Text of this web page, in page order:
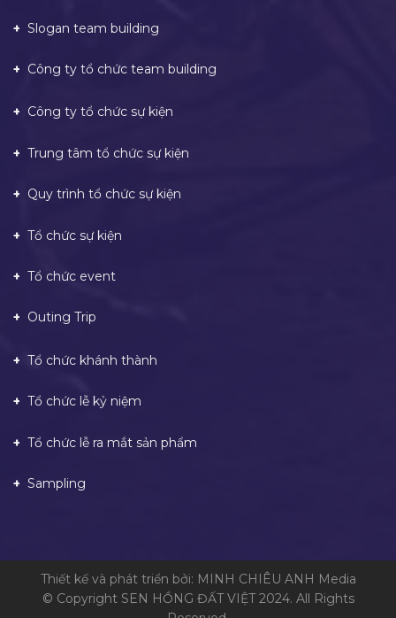
Slogan team building
Công ty tổ chức team building
Công ty tổ chức sự kiện
Trung tâm tổ chức sự kiện
Quy trình tổ chức sự kiện
Tổ chức sự kiện
Tổ chức event
Outing Trip
Tổ chức khánh thành
Tổ chức lễ kỷ niệm
Tổ chức lễ ra mắt sản phẩm
Sampling
Thiết kế và phát triển bởi: MINH CHIÊU ANH Media
© Copyright SEN HỒNG ĐẤT VIỆT 2024. All Rights